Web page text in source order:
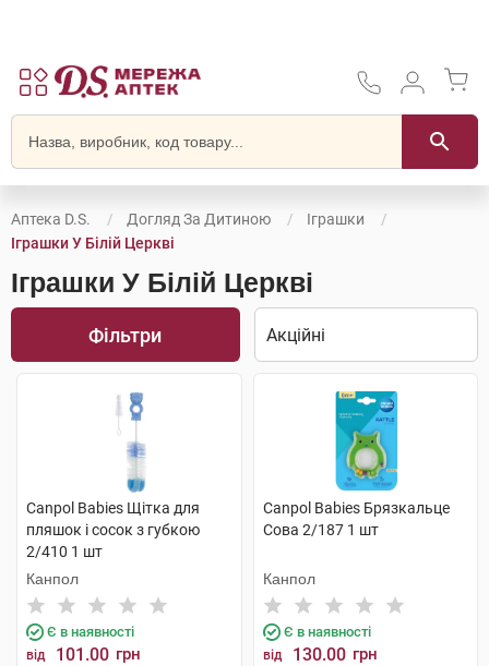
Аптека D.S. Догляд За Дитиною
Іграшки
Іграшки У Білій Церкві
Іграшки У Білій Церкві
Фільтри
Canpol Babies Щітка для
пляшок і сосок з губкою
2/410 1 шт
Канпол
Є в наявності
від 101.00 грн
Canpol Babies Брязкальце
Сова 2/187 1 шт
Канпол
Є в наявності
від 130.00 грн